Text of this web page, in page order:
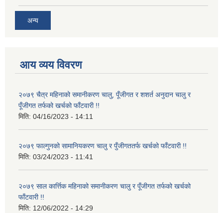
अन्य
आय व्यय विवरण
२०७९ चैत्र महिनाको समानीकरण चालु, पूँजीगत र शशर्त अनुदान चालु र
पूँजीगत तर्फको खर्चको फाँटवारी !!
मिति: 04/16/2023 - 14:11
२०७९ फाल्गुनको सामानियकरण चालु र पुँजीगततर्फ खर्चको फाँटवारी !!
मिति: 03/24/2023 - 11:41
२०७९ साल कार्त्तिक महिनाको समानीकरण चालु र पूँजीगत तर्फको खर्चको
फाँटवारी !!
मिति: 12/06/2022 - 14:29